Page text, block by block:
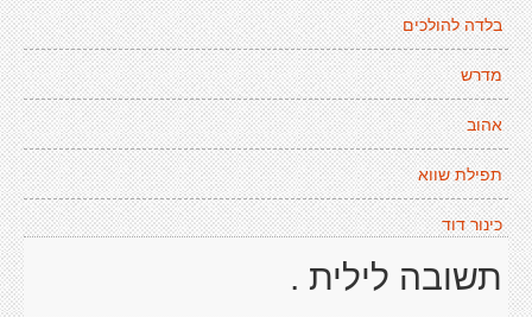
בלדה להולכים
מדרש
אהוב
תפילת שווא
כינור דוד
תשובה לילית .